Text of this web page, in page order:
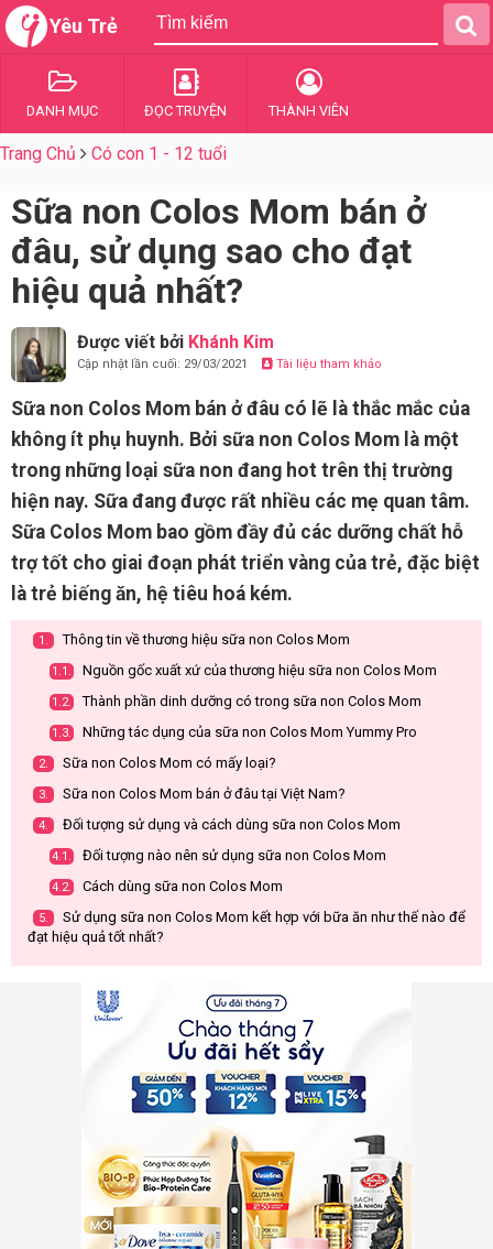
Yêu Trẻ
DANH MỤC ĐỌC TRUYỆN THÀNH VIÊN
Trang Chủ Có con 1 - 12 tuổi
Sữa non Colos Mom bán ở
đâu, sử dụng sao cho đạt
hiệu quả nhất?
Được viết bởi Khánh Kim
Cập nhật lần cuối: 29/03/2021 Tài liệu tham khảo
Sữa non Colos Mom bán ở đâu có lẽ là thắc mắc của
không ít phụ huynh. Bởi sữa non Colos Mom là một
trong những loại sữa non đang hot trên thị trường
hiện nay. Sữa đang được rất nhiều các mẹ quan tâm.
Sữa Colos Mom bao gồm đầy đủ các dưỡng chất hỗ
trợ tốt cho giai đoạn phát triển vàng của trẻ, đặc biệt
là trẻ biếng ăn, hệ tiêu hoá kém.
1. Thông tin về thương hiệu sữa non Colos Mom
1.1. Nguồn gốc xuất xứ của thương hiệu sữa non Colos Mom
1.2. Thành phần dinh dưỡng có trong sữa non Colos Mom
1.3. Những tác dụng của sữa non Colos Mom Yummy Pro
2. Sữa non Colos Mom có mấy loại?
3. Sữa non Colos Mom bán ở đâu tại Việt Nam?
4. Đối tượng sử dụng và cách dùng sữa non Colos Mom
4.1. Đối tượng nào nên sử dụng sữa non Colos Mom
4.2. Cách dùng sữa non Colos Mom
5.
Sử dụng sữa non Colos Mom kết hợp với bữa ăn như thế nào để
đạt hiệu quả tốt nhất?